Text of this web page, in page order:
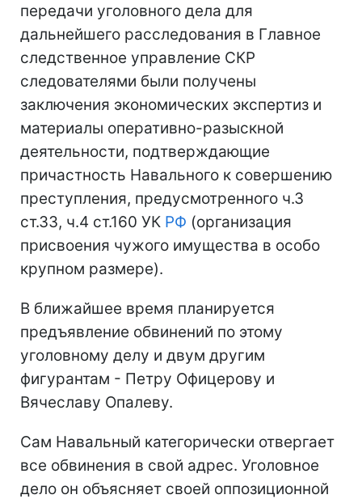
передачи уголовного дела для
дальнейшего расследования в Главное
следственное управление СКР
следователями были получены
заключения экономических экспертиз и
материалы оперативно-разыскной
деятельности, подтверждающие
причастность Навального к совершению
преступления, предусмотренного ч.3
ст.33, ч.4 ст.160 УК РФ (организация
присвоения чужого имущества в особо
крупном размере).
В ближайшее время планируется
предъявление обвинений по этому
уголовному делу и двум другим
фигурантам - Петру Офицерову и
Вячеславу Опалеву.
Сам Навальный категорически отвергает
все обвинения в свой адрес. Уголовное
дело он объясняет своей оппозиционной